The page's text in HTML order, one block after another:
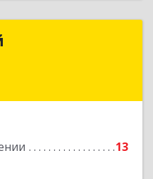
13
Сухачев Юрий
Подробнее